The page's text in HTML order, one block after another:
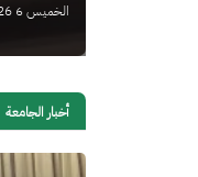
الخميس 6 August 2026
أخبار الجامعة